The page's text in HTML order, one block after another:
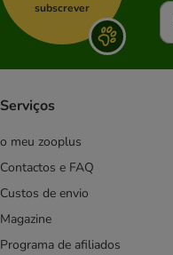
subscrever
Serviços
o meu zooplus
Contactos e FAQ
Custos de envio
Magazine
Programa de afiliados